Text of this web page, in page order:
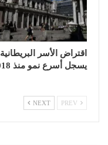
اقتراض الأسر البريطانية
يسجل أسرع نمو منذ 2018
NEXT